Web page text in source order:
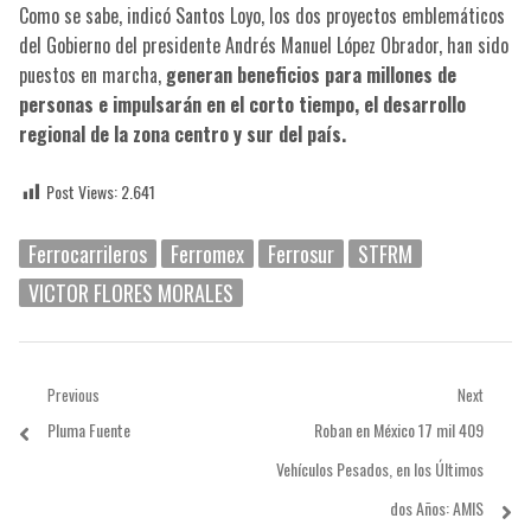
Como se sabe, indicó Santos Loyo, los dos proyectos emblemáticos
del Gobierno del presidente Andrés Manuel López Obrador, han sido
puestos en marcha, generan beneficios para millones de
personas e impulsarán en el corto tiempo, el desarrollo
regional de la zona centro y sur del país.
Post Views: 2.641
Ferrocarrileros Ferromex Ferrosur
STFRM
VICTOR FLORES MORALES
Navegación
de
Previous
Previous
Pluma Fuente
Next
Next
post:
Roban en México 17 mil 409
Vehículos Pesados, en los Últimos
dos Años: AMIS